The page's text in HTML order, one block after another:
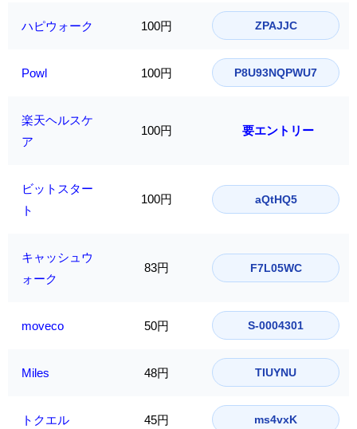
ハピウォーク 100円 ZPAJJC
Powl 100円 P8U93NQPWU7
楽天ヘルスケ
ア
100円 要エントリー
ビットスター
ト
100円 aQtHQ5
キャッシュウ
ォーク
83円 F7L05WC
moveco 50円 S-0004301
Miles 48円 TIUYNU
トクエル 45円 ms4vxK